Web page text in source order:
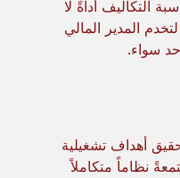
التكاليف أداةً لا
المدير المالي
سواء.
أهداف تشغيلية
نظاماً متكاملاً